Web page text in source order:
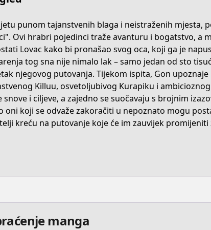
4174-ae8c-30c515c0689c
x-hunter
punom tajanstvenih blaga i neistraženih mjesta,
Ovi hrabri pojedinci traže avanturu i bogatstvo, a
Lovac kako bi pronašao svog oca, koji ga je
tog sna nije nimalo lak – samo jedan od sto
njegovog putovanja. Tijekom ispita, Gon
Killuu, osvetoljubivog Kurapiku i
snove i ciljeve, a zajedno se suočavaju s brojnim
oni koji se odvaže zakoračiti u nepoznato mogu
kreću na putovanje koje će im zauvijek promijeniti
manga